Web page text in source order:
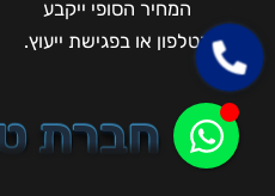
המחיר הסופי ייקבע
בטלפון או בפגישת ייעוץ.
חברת